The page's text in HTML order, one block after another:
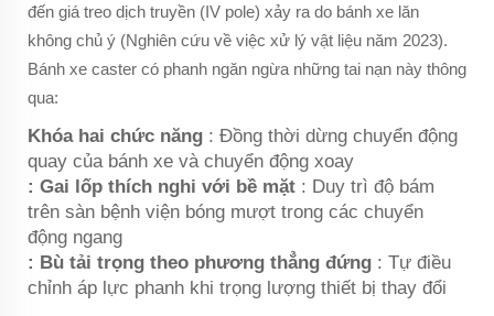
đến giá treo dịch truyền (IV pole) xảy ra do bánh xe lăn
không chủ ý (Nghiên cứu về việc xử lý vật liệu năm 2023).
Bánh xe caster có phanh ngăn ngừa những tai nạn này thông
qua:
Khóa hai chức năng : Đồng thời dừng chuyển động
quay của bánh xe và chuyển động xoay
: Gai lốp thích nghi với bề mặt : Duy trì độ bám
trên sàn bệnh viện bóng mượt trong các chuyển
động ngang
: Bù tải trọng theo phương thẳng đứng : Tự điều
chỉnh áp lực phanh khi trọng lượng thiết bị thay đổi